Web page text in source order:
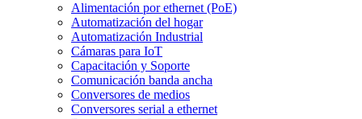
Alimentación por ethernet (PoE)
Automatización del hogar
Automatización Industrial
Cámaras para IoT
Capacitación y Soporte
Comunicación banda ancha
Conversores de medios
Conversores serial a ethernet